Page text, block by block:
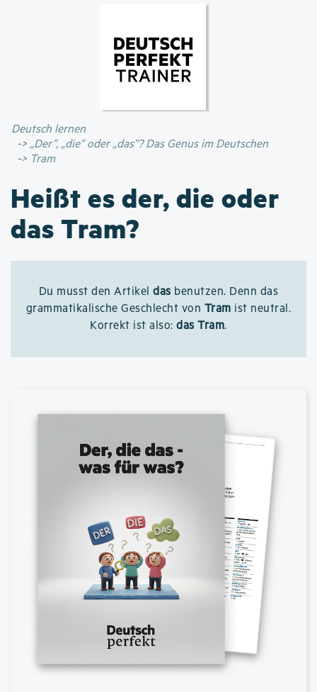
Inhalt
Deutsch lernen
„Der”, „die” oder „das”? Das Genus im Deutschen
Tram
Heißt es der, die oder
das Tram?
Du musst den Artikeldas benutzen. Denn das
grammatikalische Geschlecht von Tram ist neutral.
Korrekt ist also:das Tram.